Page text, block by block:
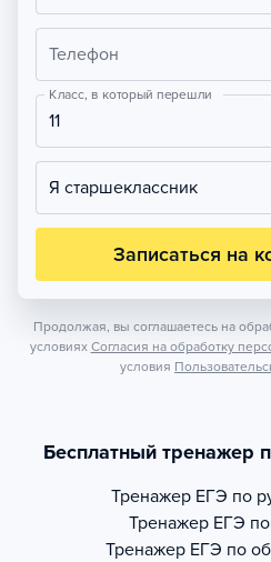
Телефон
Класс, в который перешли
11
Я старшеклассник
Записаться на
Продолжая, вы соглашаетесь на
условиях Согласия на обработку
условия
Бесплатный тренажер
Тренажер ЕГЭ по
Тренажер ЕГЭ
Тренажер ЕГЭ по